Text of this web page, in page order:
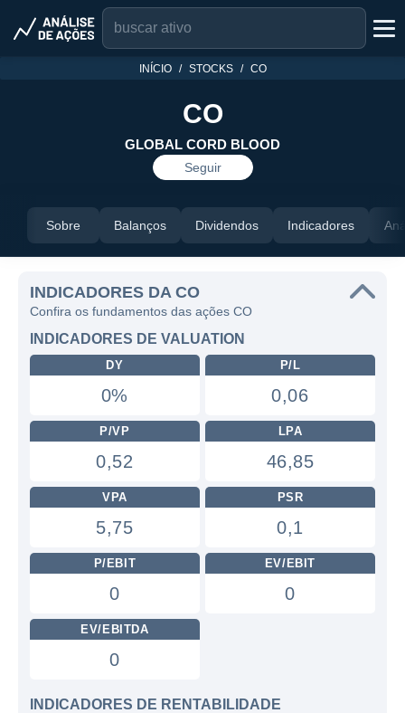
INÍCIO STOCKS CO
CO
GLOBAL CORD BLOOD
Seguir
Sobre Balanços Dividendos Indicadores
INDICADORES DA CO
Confira os fundamentos das ações CO
INDICADORES DE VALUATION
DY
0%
P/L
0,06
P/VP
0,52
LPA
46,85
VPA
5,75
PSR
0,1
P/EBIT
0
EV/EBIT
0
EV/EBITDA
0
INDICADORES DE RENTABILIDADE